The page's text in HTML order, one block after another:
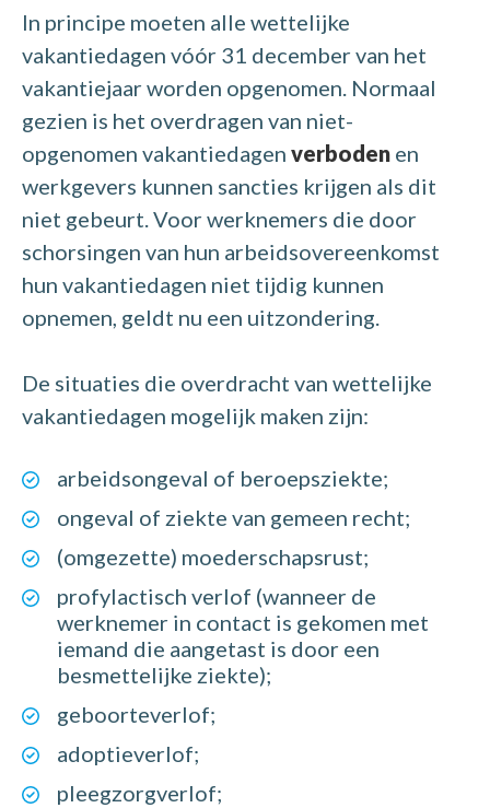
In principe moeten alle wettelijke
vakantiedagen vóór 31 december van het
vakantiejaar worden opgenomen. Normaal
gezien is het overdragen van niet-
opgenomen vakantiedagen verboden en
werkgevers kunnen sancties krijgen als dit
niet gebeurt. Voor werknemers die door
schorsingen van hun arbeidsovereenkomst
hun vakantiedagen niet tijdig kunnen
opnemen, geldt nu een uitzondering.
De situaties die overdracht van wettelijke
vakantiedagen mogelijk maken zijn:
arbeidsongeval of beroepsziekte;
ongeval of ziekte van gemeen recht;
(omgezette) moederschapsrust;
profylactisch verlof (wanneer de
werknemer in contact is gekomen met
iemand die aangetast is door een
besmettelijke ziekte);
geboorteverlof;
adoptieverlof;
pleegzorgverlof;